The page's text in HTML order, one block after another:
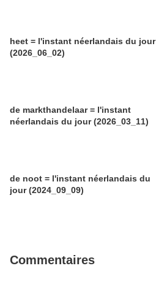
heet = l'instant néerlandais du jour
(2026_06_02)
de markthandelaar = l'instant
néerlandais du jour (2026_03_11)
de noot = l'instant néerlandais du
jour (2024_09_09)
Commentaires